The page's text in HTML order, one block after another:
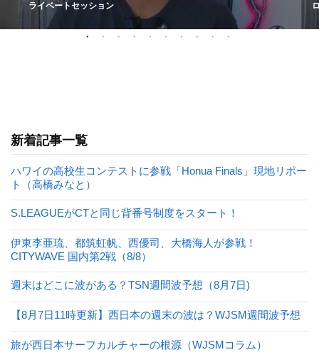
ライベートセッション
新着記事一覧
ハワイの高校生コンテストに参戦「Honua Finals」現地リポー
ト（高橋みなと）
S.LEAGUEがCTと同じ背番号制度をスタート！
伊東李亜琉、都筑虹帆、西優司、大橋海人が参戦！
CITYWAVE 国内第2戦（8/8）
週末はどこに波がある？TSN週間波予想（8月7日)
【8月7日11時更新】西日本の週末の波は？WJSM週間波予想
旅が西日本サーフカルチャーの根源（WJSMコラム）